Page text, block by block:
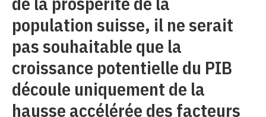
population suisse, il ne serait
pas souhaitable que la
croissance potentielle du PIB
découle uniquement de la
hausse accélérée des facteurs